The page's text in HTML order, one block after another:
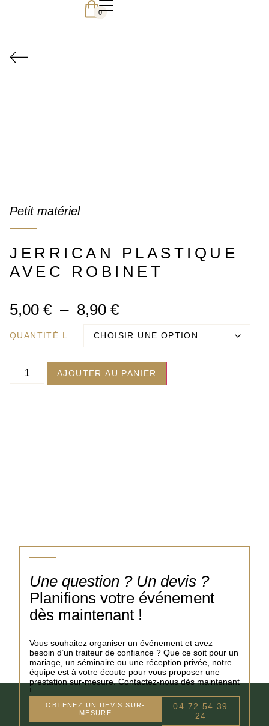
0
Petit matériel
JERRICAN PLASTIQUE
AVEC ROBINET
5,00 € – 8,90 €
QUANTITÉ L
AJOUTER AU PANIER
Une question ? Un devis ?
Planifions votre événement
dès maintenant !
Vous souhaitez organiser un événement et avez
besoin d’un traiteur de confiance ? Que ce soit pour un
mariage, un séminaire ou une réception privée, notre
équipe est à votre écoute pour vous proposer une
prestation sur-mesure. Contactez-nous dès maintenant
!
OBTENEZ UN DEVIS SUR-
MESURE
04 72 54 39
24